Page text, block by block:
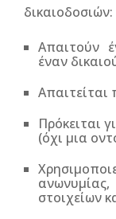
δικαιοδοσιών:
Απαιτούν
έναν
Πρόκειται
(όχι μια
στοιχείων